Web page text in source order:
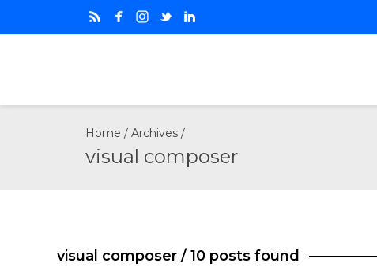
Home / Archives /
visual composer
visual composer / 10 posts found